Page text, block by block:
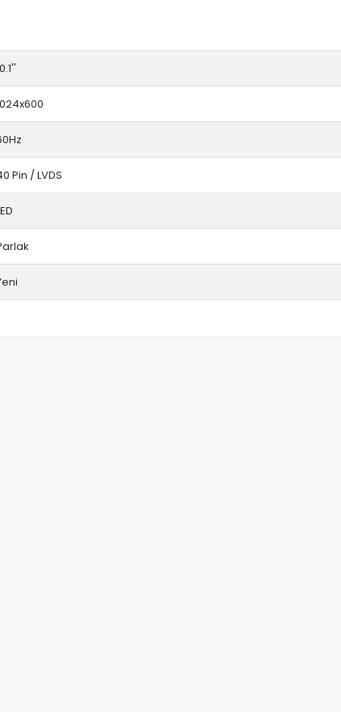
Pin / LVDS